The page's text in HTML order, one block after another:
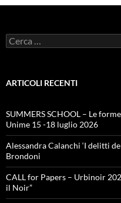
Ricerca
per:
ARTICOLI RECENTI
SUMMERS SCHOOL – Le
Unime 15 -18 luglio 2026
Alessandra Calanchi ‘I delitti
Brondoni
CALL for Papers – Urbinoir
il Noir”